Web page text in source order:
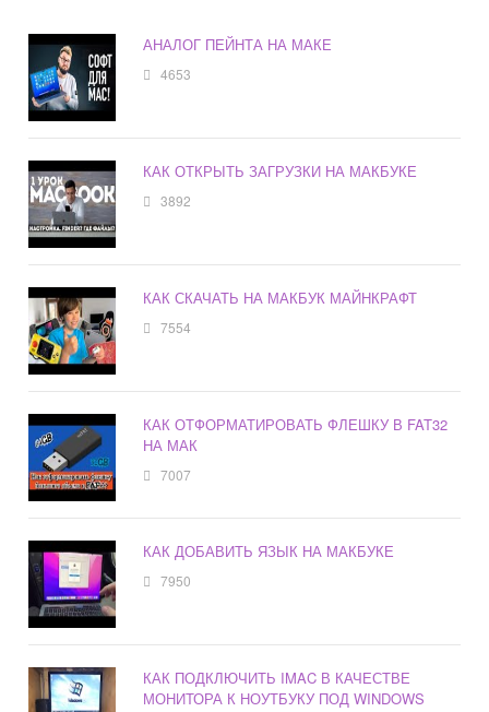
АНАЛОГ ПЕЙНТА НА МАКЕ
4653
КАК ОТКРЫТЬ ЗАГРУЗКИ НА МАКБУКЕ
3892
КАК СКАЧАТЬ НА МАКБУК МАЙНКРАФТ
7554
КАК ОТФОРМАТИРОВАТЬ ФЛЕШКУ В FAT32
НА МАК
7007
КАК ДОБАВИТЬ ЯЗЫК НА МАКБУКЕ
7950
КАК ПОДКЛЮЧИТЬ IMAC В КАЧЕСТВЕ
МОНИТОРА К НОУТБУКУ ПОД WINDOWS